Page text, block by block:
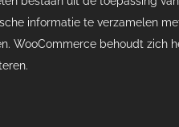
informatie te verzamelen
WooCommerce behoudt zich